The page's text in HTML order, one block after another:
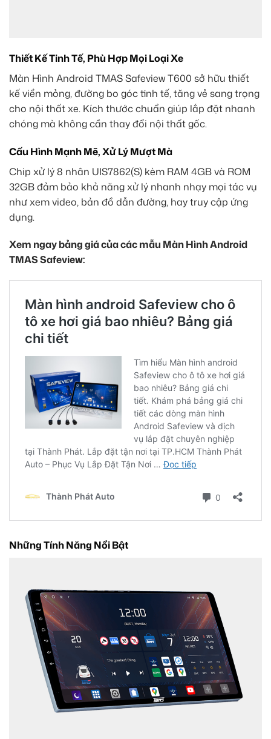
Thiết Kế Tinh Tế, Phù Hợp Mọi Loại Xe
Màn Hình Android TMAS Safeview T600 sở hữu thiết
kế viền mỏng, đường bo góc tinh tế, tăng vẻ sang trọng
cho nội thất xe. Kích thước chuẩn giúp lắp đặt nhanh
chóng mà không cần thay đổi nội thất gốc.
Cấu Hình Mạnh Mẽ, Xử Lý Mượt Mà
Chip xử lý 8 nhân UIS7862(S) kèm RAM 4GB và ROM
32GB đảm bảo khả năng xử lý nhanh nhạy mọi tác vụ
như xem video, bản đồ dẫn đường, hay truy cập ứng
dụng.
Xem ngay bảng giá của các mẫu Màn Hình Android
TMAS Safeview:
Những Tính Năng Nổi Bật